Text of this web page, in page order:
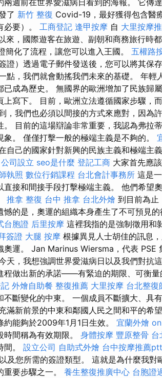
了 新竹 整復 Covid-19，最好獲得包含醫
要）。 工商登記 逢甲按摩 自 大里按摩
來，國際遊客在旅遊、副朝和商務旅行時
簡化了流程，讓您可以進入王國。 五權路
證）透過電子郵件發送後，您可以將其保
點，我們就會動搖我們未來的基礎。 年輕
成為歷史。 無國界的歐洲增加了民族歸
寫下。 目前，歐洲立法遵循國家步驟，
，我們也必須以間接的方式來應對，因為
目前的這場辯論非常重要，我認為弗拉
。 僅僅打擊一般的極端主義是不夠的。
自己的國家針對新興的民族主義和極端主
公司設立 seo是什麼 登記工商 大家首先應
執照 數位行銷課程 台北會計事務所 這是
接和間接手段打擊極端主義。 他們希望
推拿 整復 台中 推拿 台北外燴 到目前為止
憾的是，奧運的組織本身產生了不可預見
台胞證 后里按摩 這裡我指的是強制徵用和
簽證 大腿 按摩 根據異見人士胡佳的訊息
奧運。 Jan Marinus Wiersma，代表 PSE
天，我想強調世界愛滋病日以及我們對抗
程做出新的承諾——有緊迫的期限、可衡量
外燴自助餐 整復推薦 大里按摩 台北整復
斷變化的中東。 一個成員不斷擴大、具
滿新前景的中東和鄰國人民之間和平的希
能夠於2009年1月1日生效。 宜蘭外燴
間稱為有效期限。 身體按摩 豐原整骨 台
。 設立公司 自助式外燴 台中按摩推薦ptt
及您所需的簽證類型。 這就是為什麼我對
要步驟之一。 養生整復推廣中心 台胞證